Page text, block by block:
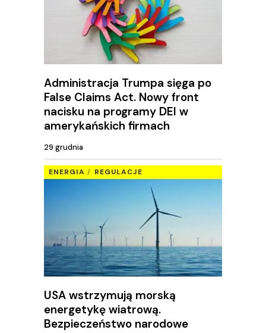
Administracja Trumpa sięga po
False Claims Act. Nowy front
nacisku na programy DEI w
amerykańskich firmach
29 grudnia
ENERGIA REGULACJE
USA wstrzymują morską
energetykę wiatrową.
Bezpieczeństwo narodowe